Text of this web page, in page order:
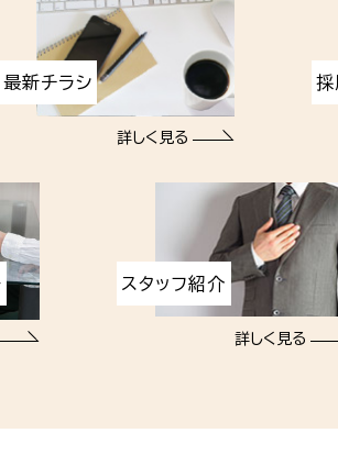
最新チラシ
詳しく見る
採
スタッフ紹介
詳しく見る